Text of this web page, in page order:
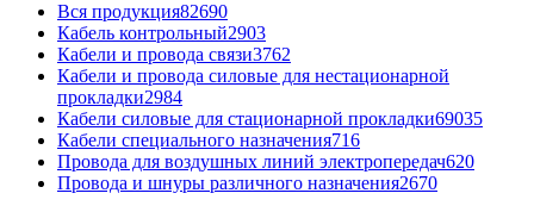
Вся продукция82690
Кабель контрольный2903
Кабели и провода связи3762
Кабели и провода силовые для нестационарной
прокладки2984
Кабели силовые для стационарной прокладки69035
Кабели специального назначения716
Провода для воздушных линий электропередач620
Провода и шнуры различного назначения2670